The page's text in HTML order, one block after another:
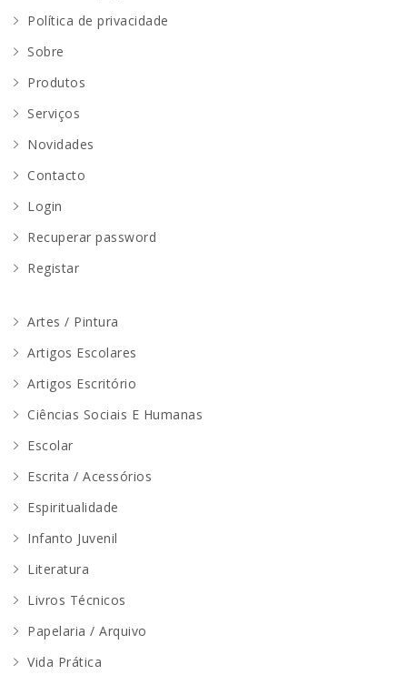
Política de privacidade
Sobre
Produtos
Serviços
Novidades
Contacto
Login
Recuperar password
Registar
Artes / Pintura
Artigos Escolares
Artigos Escritório
Ciências Sociais E Humanas
Escolar
Escrita / Acessórios
Espiritualidade
Infanto Juvenil
Literatura
Livros Técnicos
Papelaria / Arquivo
Vida Prática